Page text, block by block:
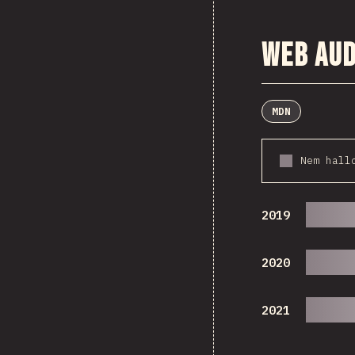
Web
MDN
Nem
2019
2020
2021